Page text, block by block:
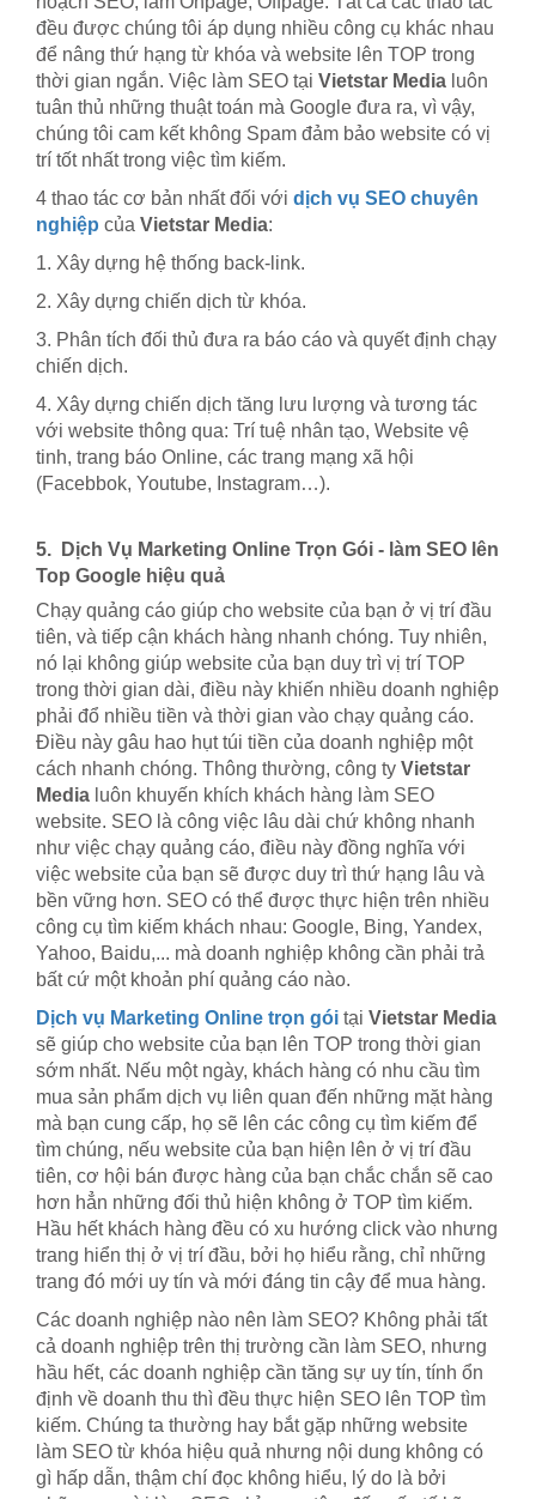
đều được chúng tôi áp dụng nhiều công cụ khác nhau
để nâng thứ hạng từ khóa và website lên TOP trong
thời gian ngắn. Việc làm SEO tại Vietstar Media luôn
tuân thủ những thuật toán mà Google đưa ra, vì vậy,
chúng tôi cam kết không Spam đảm bảo website có vị
trí tốt nhất trong việc tìm kiếm.
4 thao tác cơ bản nhất đối với dịch vụ SEO chuyên
nghiệp của Vietstar Media:
1. Xây dựng hệ thống back-link.
2. Xây dựng chiến dịch từ khóa.
3. Phân tích đối thủ đưa ra báo cáo và quyết định chạy
chiến dịch.
4. Xây dựng chiến dịch tăng lưu lượng và tương tác
với website thông qua: Trí tuệ nhân tạo, Website vệ
tinh, trang báo Online, các trang mạng xã hội
(Facebbok, Youtube, Instagram…).
5. Dịch Vụ Marketing Online Trọn Gói - làm SEO lên
Top Google hiệu quả
Chạy quảng cáo giúp cho website của bạn ở vị trí đầu
tiên, và tiếp cận khách hàng nhanh chóng. Tuy nhiên,
nó lại không giúp website của bạn duy trì vị trí TOP
trong thời gian dài, điều này khiến nhiều doanh nghiệp
phải đổ nhiều tiền và thời gian vào chạy quảng cáo.
Điều này gâu hao hụt túi tiền của doanh nghiệp một
cách nhanh chóng. Thông thường, công ty Vietstar
Media luôn khuyến khích khách hàng làm SEO
website. SEO là công việc lâu dài chứ không nhanh
như việc chạy quảng cáo, điều này đồng nghĩa với
việc website của bạn sẽ được duy trì thứ hạng lâu và
bền vững hơn. SEO có thể được thực hiện trên nhiều
công cụ tìm kiếm khách nhau: Google, Bing, Yandex,
Yahoo, Baidu,... mà doanh nghiệp không cần phải trả
bất cứ một khoản phí quảng cáo nào.
Dịch vụ Marketing Online trọn gói tại Vietstar Media
sẽ giúp cho website của bạn lên TOP trong thời gian
sớm nhất. Nếu một ngày, khách hàng có nhu cầu tìm
mua sản phẩm dịch vụ liên quan đến những mặt hàng
mà bạn cung cấp, họ sẽ lên các công cụ tìm kiếm để
tìm chúng, nếu website của bạn hiện lên ở vị trí đầu
tiên, cơ hội bán được hàng của bạn chắc chắn sẽ cao
hơn hẳn những đối thủ hiện không ở TOP tìm kiếm.
Hầu hết khách hàng đều có xu hướng click vào nhưng
trang hiển thị ở vị trí đầu, bởi họ hiểu rằng, chỉ những
trang đó mới uy tín và mới đáng tin cậy để mua hàng.
Các doanh nghiệp nào nên làm SEO? Không phải tất
cả doanh nghiệp trên thị trường cần làm SEO, nhưng
hầu hết, các doanh nghiệp cần tăng sự uy tín, tính ổn
định về doanh thu thì đều thực hiện SEO lên TOP tìm
kiếm. Chúng ta thường hay bắt gặp những website
làm SEO từ khóa hiệu quả nhưng nội dung không có
gì hấp dẫn, thậm chí đọc không hiểu, lý do là bởi